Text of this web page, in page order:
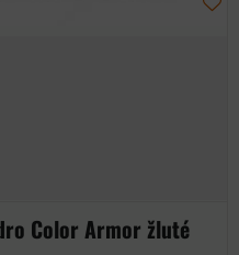
Color Armor žluté